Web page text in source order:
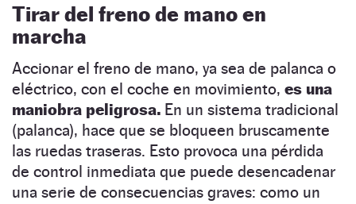
Tirar del freno de mano en
marcha
Accionar el freno de mano, ya sea de palanca o
eléctrico, con el coche en movimiento, es una
maniobra peligrosa. En un sistema tradicional
(palanca), hace que se bloqueen bruscamente
las ruedas traseras. Esto provoca una pérdida
de control inmediata que puede desencadenar
una serie de consecuencias graves: como un